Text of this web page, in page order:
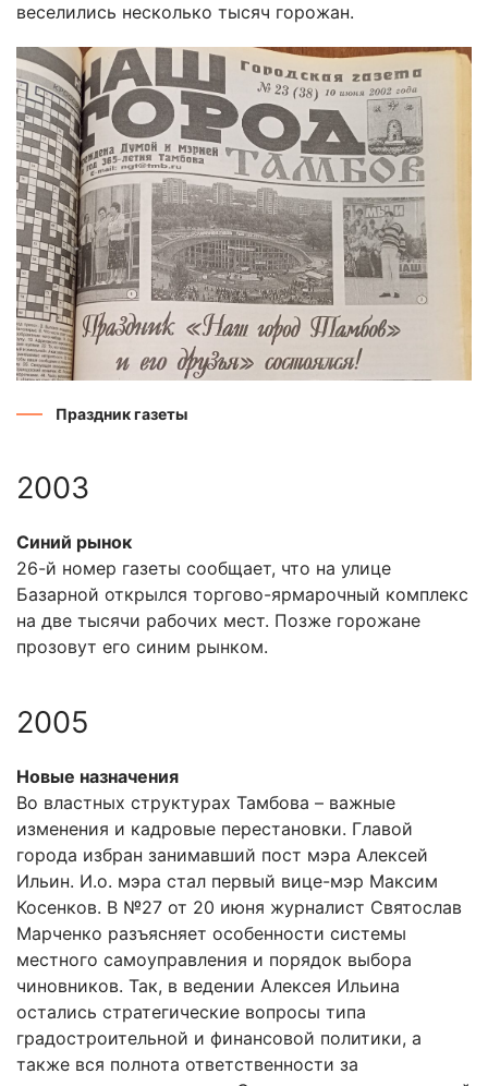
веселились несколько тысяч горожан.
Праздник газеты
2003
Синий рынок
26-й номер газеты сообщает, что на улице
Базарной открылся торгово-ярмарочный комплекс
на две тысячи рабочих мест. Позже горожане
прозовут его синим рынком.
2005
Новые назначения
Во властных структурах Тамбова – важные
изменения и кадровые перестановки. Главой
города избран занимавший пост мэра Алексей
Ильин. И.о. мэра стал первый вице-мэр Максим
Косенков. В №27 от 20 июня журналист Святослав
Марченко разъясняет особенности системы
местного самоуправления и порядок выбора
чиновников. Так, в ведении Алексея Ильина
остались стратегические вопросы типа
градостроительной и финансовой политики, а
также вся полнота ответственности за